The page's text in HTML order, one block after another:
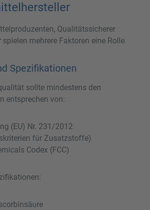
Qualitätssicherer
mehrere Faktoren eine Rolle.
Spezifikationen
sollte mindestens den
entsprechen von:
(EU) Nr. 231/2012
für Zusatzstoffe)
Codex (FCC)